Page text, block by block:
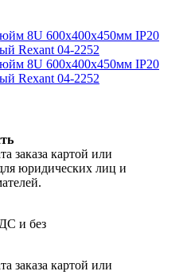
заказа картой или
юридических лиц и
и без
заказа картой или